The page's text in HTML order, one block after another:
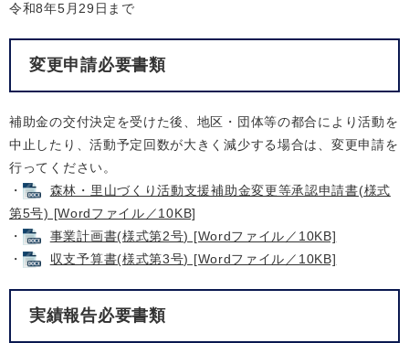
令和8年5月29日まで
変更申請必要書類
補助金の交付決定を受けた後、地区・団体等の都合により活動を
中止したり、活動予定回数が大きく減少する場合は、変更申請を
行ってください。
・
森林・里山づくり活動支援補助金変更等承認申請書(様式
第5号) [Wordファイル／10KB]
・
事業計画書(様式第2号) [Wordファイル／10KB]
・
収支予算書(様式第3号) [Wordファイル／10KB]
実績報告必要書類